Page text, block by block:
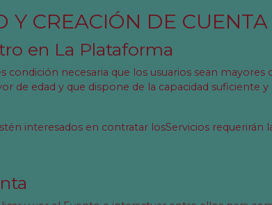
Y CREACIÓN DE
en La Plataforma
condición necesaria que los usuarios sean
de edad y que dispone de la capacidad suficiente
interesados en contratar losServicios requerirán